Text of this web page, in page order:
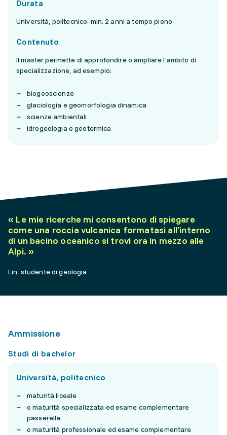
Durata
Università, politecnico: min. 2 anni a tempo pieno
Contenuto
Il master permette di approfondire o ampliare l’ambito di
specializzazione, ad esempio:
biogeoscienze
glaciologia e geomorfologia dinamica
scienze ambientali
idrogeologia e geotermica
« Le mie ricerche mi consentono di spiegare
come una roccia vulcanica formatasi all’interno
di un bacino oceanico si trovi ora in mezzo alle
Alpi. »
Lin, studente di geologia
Ammissione
Studi di bachelor
Università, politecnico
maturità liceale
o maturità specializzata ed esame complementare
passerella
o maturità professionale ed esame complementare